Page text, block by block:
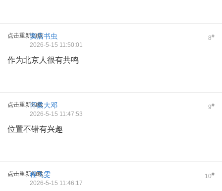
点击重新加载 8#
窦店书虫
2026-5-15 11:50:01
作为北京人很有共鸣
点击重新加载 9#
怀柔大邓
2026-5-15 11:47:53
位置不错有兴趣
点击重新加载 10#
程飞雯
2026-5-15 11:46:17